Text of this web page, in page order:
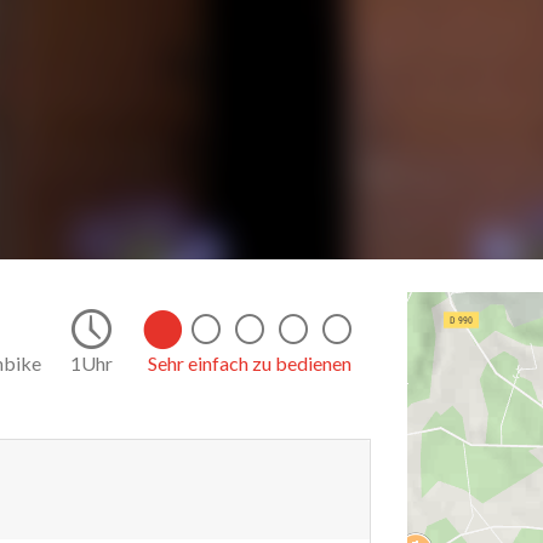
1Uhr Sehr einfach zu bedienen 18.6